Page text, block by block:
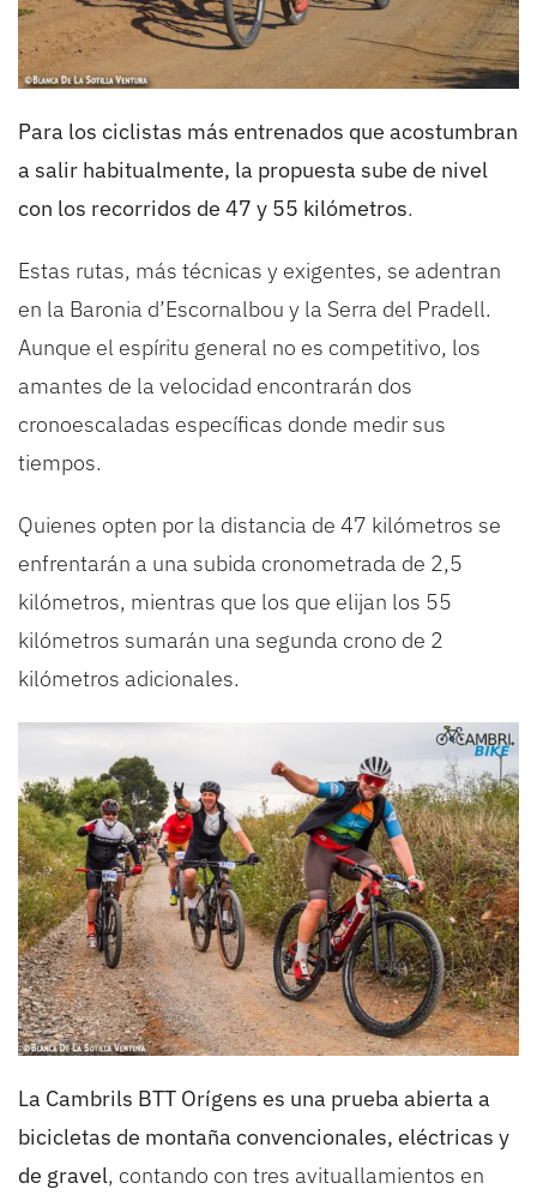
Para los ciclistas más entrenados que acostumbran
a salir habitualmente, la propuesta sube de nivel
con los recorridos de 47 y 55 kilómetros.
Estas rutas, más técnicas y exigentes, se adentran
en la Baronia d’Escornalbou y la Serra del Pradell.
Aunque el espíritu general no es competitivo, los
amantes de la velocidad encontrarán dos
cronoescaladas específicas donde medir sus
tiempos.
Quienes opten por la distancia de 47 kilómetros se
enfrentarán a una subida cronometrada de 2,5
kilómetros, mientras que los que elijan los 55
kilómetros sumarán una segunda crono de 2
kilómetros adicionales.
La Cambrils BTT Orígens es una prueba abierta a
bicicletas de montaña convencionales, eléctricas y
de gravel, contando con tres avituallamientos en